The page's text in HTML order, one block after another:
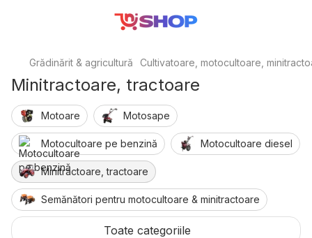
Grădinărit & agricultură Cultivatoare, motocultoare,
Minitractoare, tractoare
Motoare Motosape
Motocultoare pe benzină Motocultoare diesel
Minitractoare, tractoare
Semănători pentru motocultoare & minitractoare
Accesorii pentru motocultoare & tractoare
Toate categoriile